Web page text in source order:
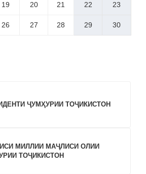
19 20 21 22 23
26 27 28 29 30
ҶУМҲУРИИ ТОҶИКИСТОН
МИЛЛИИ МАҶЛИСИ ОЛИИ
ТОҶИКИСТОН